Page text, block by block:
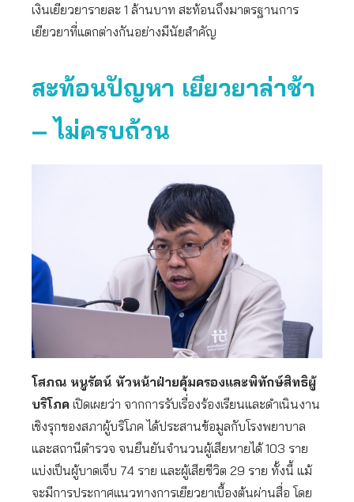
เงินเยียวยารายละ 1 ล้านบาท สะท้อนถึงมาตรฐานการ
เยียวยาที่แตกต่างกันอย่างมีนัยสำคัญ
สะท้อนปัญหา เยียวยาล่าช้า
– ไม่ครบถ้วน
โสภณ หนูรัตน์ หัวหน้าฝ่ายคุ้มครองและพิทักษ์สิทธิผู้
บริโภค เปิดเผยว่า จากการรับเรื่องร้องเรียนและดำเนินงาน
เชิงรุกของสภาผู้บริโภค ได้ประสานข้อมูลกับโรงพยาบาล
และสถานีตำรวจ จนยืนยันจำนวนผู้เสียหายได้ 103 ราย
แบ่งเป็นผู้บาดเจ็บ 74 ราย และผู้เสียชีวิต 29 ราย ทั้งนี้ แม้
จะมีการประกาศแนวทางการเยียวยาเบื้องต้นผ่านสื่อ โดย